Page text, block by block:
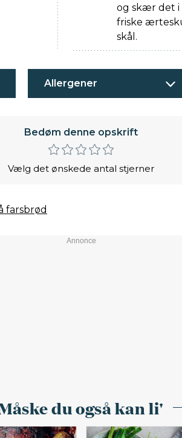
og skær det i
friske
skål.
Allergener
Bedøm denne opskrift
Vælg det ønskede antal stjerner
farsbrød
du også kan li'